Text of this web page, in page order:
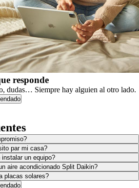
responde
dudas… Siempre hay alguien al otro lado.
par mi casa?
un equipo?
aire acondicionado Split Daikin?
placas solares?